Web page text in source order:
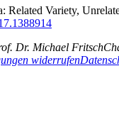
Related Variety,
Dr. Michael Fritsch
widerrufen